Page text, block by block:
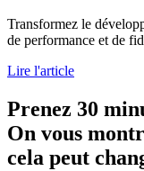
Transformez le
de performance et de
Lire l'article
Prenez 30
On vous
cela peut